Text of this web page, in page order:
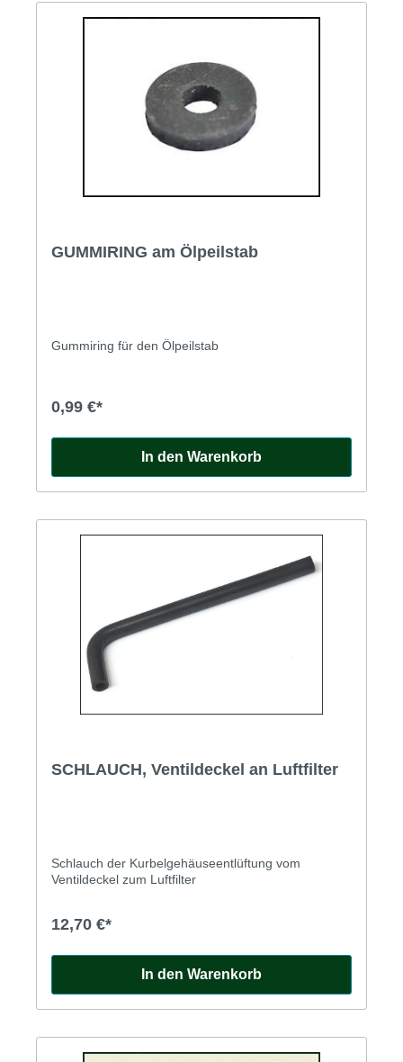
GUMMIRING am Ölpeilstab
Gummiring für den Ölpeilstab
0,99 €*
In den Warenkorb
SCHLAUCH, Ventildeckel an Luftfilter
Schlauch der Kurbelgehäuseentlüftung vom
Ventildeckel zum Luftfilter
12,70 €*
In den Warenkorb